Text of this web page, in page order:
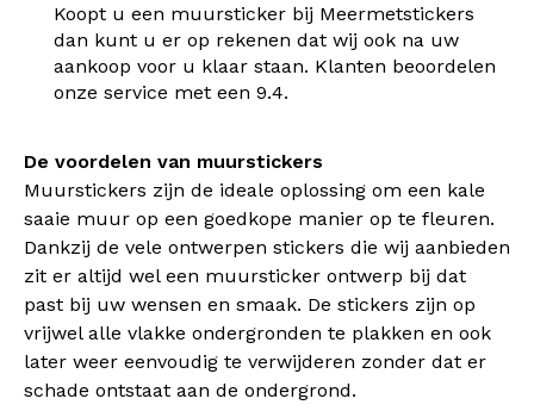
Koopt u een muursticker bij Meermetstickers
dan kunt u er op rekenen dat wij ook na uw
aankoop voor u klaar staan. Klanten beoordelen
onze service met een 9.4.
De voordelen van muurstickers
Muurstickers zijn de ideale oplossing om een kale
saaie muur op een goedkope manier op te fleuren.
Dankzij de vele ontwerpen stickers die wij aanbieden
zit er altijd wel een muursticker ontwerp bij dat
past bij uw wensen en smaak. De stickers zijn op
vrijwel alle vlakke ondergronden te plakken en ook
later weer eenvoudig te verwijderen zonder dat er
schade ontstaat aan de ondergrond.